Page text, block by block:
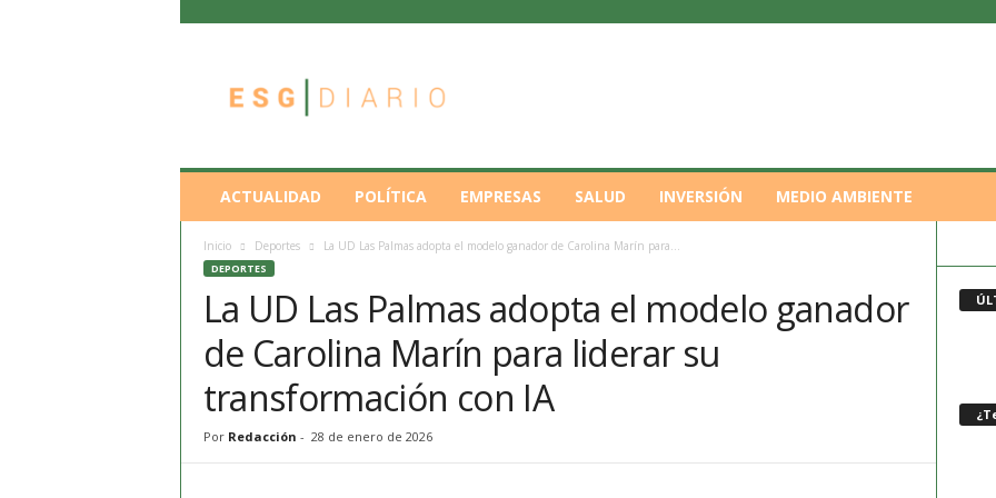
ACTUALIDAD POLÍTICA EMPRESAS SALUD INVERSIÓN MEDIO AMBIENTE
Inicio Deportes La UD Las Palmas adopta el modelo ganador de Carolina Marín para...
DEPORTES
La UD Las Palmas adopta el modelo ganador
de Carolina Marín para liderar su
transformación con IA
Por Redacción - 28 de enero de 2026